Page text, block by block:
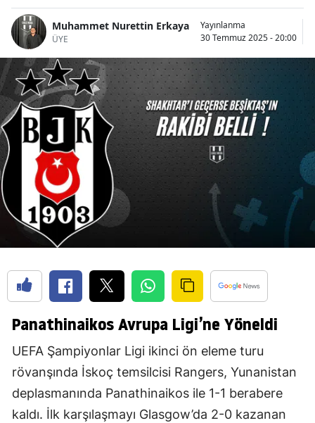
Muhammet Nurettin Erkaya
ÜYE
Yayınlanma
30 Temmuz 2025 - 20:00
Panathinaikos Avrupa Ligi’ne Yöneldi
UEFA Şampiyonlar Ligi ikinci ön eleme turu
rövanşında İskoç temsilcisi Rangers, Yunanistan
deplasmanında Panathinaikos ile 1-1 berabere
kaldı. İlk karşılaşmayı Glasgow’da 2-0 kazanan